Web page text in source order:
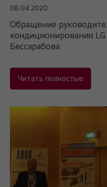
08.04.2020
Обращение
кондиционирования
Бессарабова
Читать полностью